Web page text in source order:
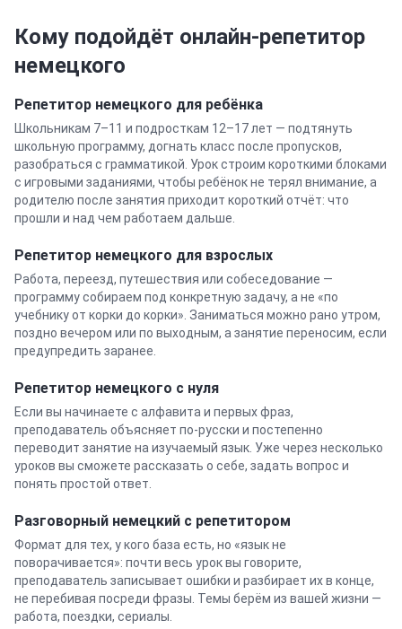
Кому подойдёт онлайн-репетитор
немецкого
Репетитор немецкого для ребёнка
Школьникам 7–11 и подросткам 12–17 лет — подтянуть
школьную программу, догнать класс после пропусков,
разобраться с грамматикой. Урок строим короткими блоками
с игровыми заданиями, чтобы ребёнок не терял внимание, а
родителю после занятия приходит короткий отчёт: что
прошли и над чем работаем дальше.
Репетитор немецкого для взрослых
Работа, переезд, путешествия или собеседование —
программу собираем под конкретную задачу, а не «по
учебнику от корки до корки». Заниматься можно рано утром,
поздно вечером или по выходным, а занятие переносим, если
предупредить заранее.
Репетитор немецкого с нуля
Если вы начинаете с алфавита и первых фраз,
преподаватель объясняет по-русски и постепенно
переводит занятие на изучаемый язык. Уже через несколько
уроков вы сможете рассказать о себе, задать вопрос и
понять простой ответ.
Разговорный немецкий с репетитором
Формат для тех, у кого база есть, но «язык не
поворачивается»: почти весь урок вы говорите,
преподаватель записывает ошибки и разбирает их в конце,
не перебивая посреди фразы. Темы берём из вашей жизни —
работа, поездки, сериалы.